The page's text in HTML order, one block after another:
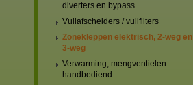
diverters en bypass
Vuilafscheiders / vuilfilters
Zonekleppen elektrisch, 2-weg en
3-weg
Verwarming, mengventielen
handbediend